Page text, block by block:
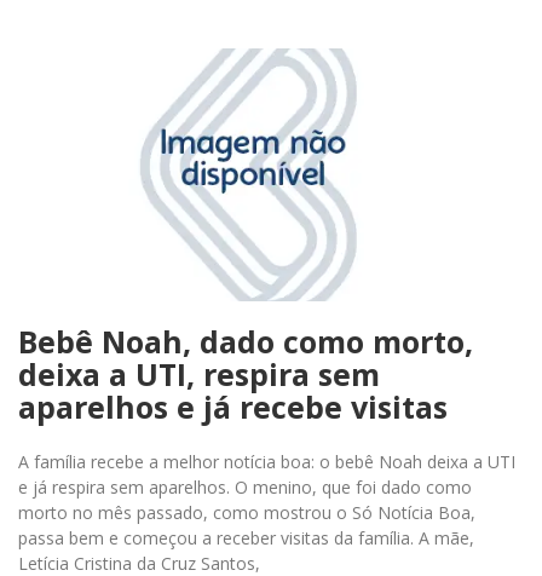
Bebê Noah, dado como morto,
deixa a UTI, respira sem
aparelhos e já recebe visitas
A família recebe a melhor notícia boa: o bebê Noah deixa a UTI
e já respira sem aparelhos. O menino, que foi dado como
morto no mês passado, como mostrou o Só Notícia Boa,
passa bem e começou a receber visitas da família. A mãe,
Letícia Cristina da Cruz Santos,